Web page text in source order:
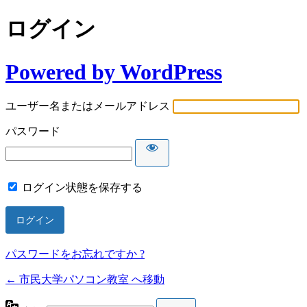
ログイン
Powered by WordPress
ユーザー名またはメールアドレス
パスワード
ログイン状態を保存する
パスワードをお忘れですか ?
← 市民大学パソコン教室 へ移動